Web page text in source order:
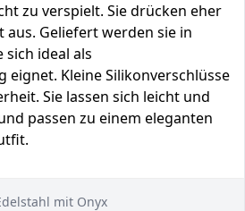
zu verspielt. Sie drücken eher
aus. Geliefert werden sie in
sich ideal als
eignet. Kleine Silikonverschlüsse
Sie lassen sich leicht und
passen zu einem eleganten
mit Onyx